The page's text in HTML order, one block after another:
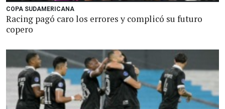
COPA SUDAMERICANA
Racing pagó caro los errores y complicó su futuro
copero